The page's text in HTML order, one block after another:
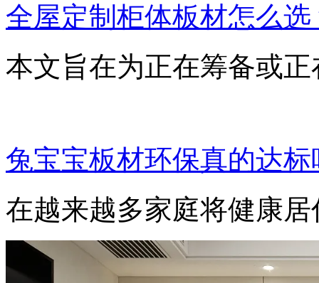
全屋定制柜体板材怎么选
本文旨在为正在筹备或
兔宝宝板材环保真的达标
在越来越多家庭将健康